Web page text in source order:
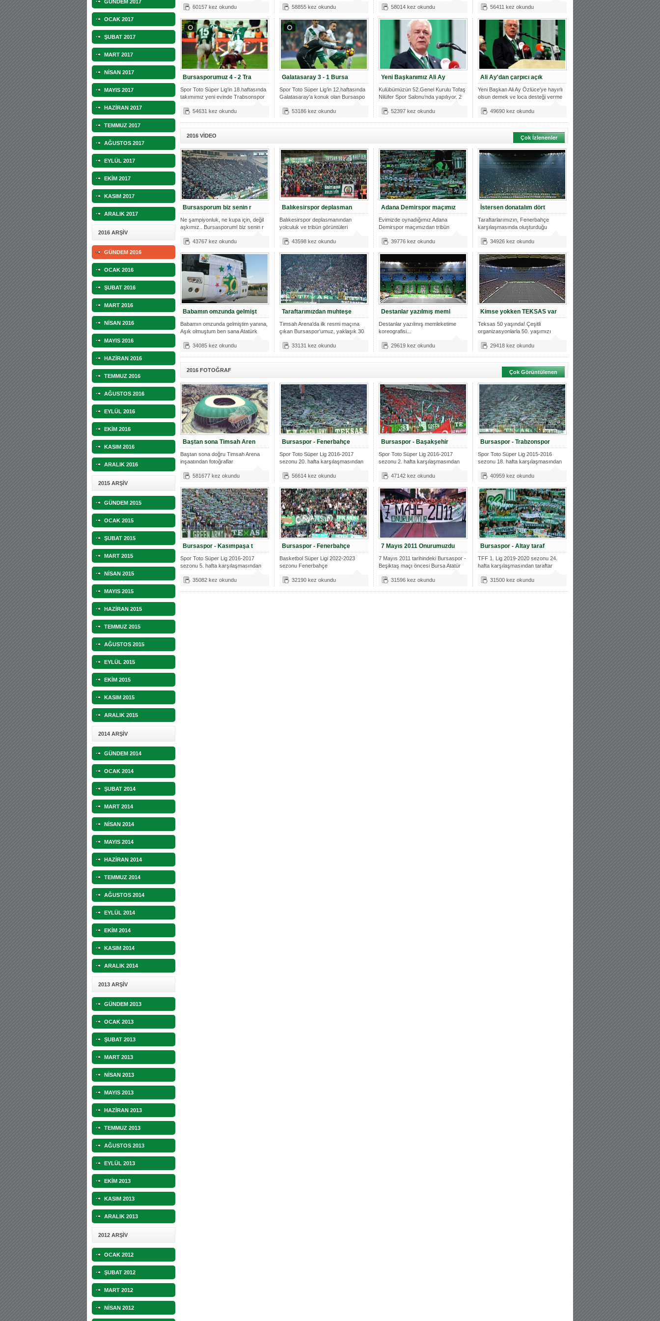
GÜNDEM 2017
OCAK 2017
ŞUBAT 2017
MART 2017
NİSAN 2017
MAYIS 2017
HAZİRAN 2017
TEMMUZ 2017
AĞUSTOS 2017
EYLÜL 2017
EKİM 2017
KASIM 2017
ARALIK 2017
2016 ARŞİV
GÜNDEM 2016
OCAK 2016
ŞUBAT 2016
MART 2016
NİSAN 2016
MAYIS 2016
HAZİRAN 2016
TEMMUZ 2016
AĞUSTOS 2016
EYLÜL 2016
EKİM 2016
KASIM 2016
ARALIK 2016
2015 ARŞİV
GÜNDEM 2015
OCAK 2015
ŞUBAT 2015
MART 2015
NİSAN 2015
MAYIS 2015
HAZİRAN 2015
TEMMUZ 2015
AĞUSTOS 2015
EYLÜL 2015
EKİM 2015
KASIM 2015
ARALIK 2015
2014 ARŞİV
GÜNDEM 2014
OCAK 2014
ŞUBAT 2014
MART 2014
NİSAN 2014
MAYIS 2014
HAZİRAN 2014
TEMMUZ 2014
AĞUSTOS 2014
EYLÜL 2014
EKİM 2014
KASIM 2014
ARALIK 2014
2013 ARŞİV
GÜNDEM 2013
OCAK 2013
ŞUBAT 2013
MART 2013
NİSAN 2013
MAYIS 2013
HAZİRAN 2013
TEMMUZ 2013
AĞUSTOS 2013
EYLÜL 2013
EKİM 2013
KASIM 2013
ARALIK 2013
2012 ARŞİV
OCAK 2012
ŞUBAT 2012
MART 2012
NİSAN 2012
60157 kez okundu
58855 kez okundu 58014 kez okundu
56411 kez okundu
Bursasporumuz 4 - 2 Tra
Spor Toto Süper Lig'in 18.haftasında
takımımız yeni evinde Trabsonspor
54631 kez okundu
Galatasaray 3 - 1 Bursa
Spor Toto Süper Lig’in 12.haftasında
Galatasaray'a konuk olan Bursaspo
53186 kez okundu
Yeni Başkanımız Ali Ay
Kulübümüzün 52.Genel Kurulu Tofaş
Nilüfer Spor Salonu’nda yapılıyor. 2
52397 kez okundu
Ali Ay'dan çarpıcı açık
Yeni Başkan Ali Ay Özlüce'ye hayırlı
olsun demek ve loca desteği verme
49690 kez okundu
2016 VİDEO Çok İzlenenler
Bursasporum biz senin r
Ne şampiyonluk, ne kupa için, değil
aşkımız.. Bursasporum! biz senin r
43767 kez okundu
Balıkesirspor deplasman
Balıkesirspor deplasmanından
yolculuk ve tribün görüntüleri
43598 kez okundu
Adana Demirspor maçımız
Evimizde oynadığımız Adana
Demirspor maçımızdan tribün
39776 kez okundu
İstersen donatalım dört
Taraftarlarımızın, Fenerbahçe
karşılaşmasında oluşturduğu
34926 kez okundu
Babamın omzunda gelmişt
Babamın omzunda gelmiştim yanına,
Aşık olmuştum ben sana Atatürk
34085 kez okundu
Taraftarımızdan muhteşe
Timsah Arena'da ilk resmi maçına
çıkan Bursaspor'umuz, yaklaşık 30
33131 kez okundu
Destanlar yazılmış meml
Destanlar yazılmış memleketime
koreografisi...
29619 kez okundu
Kimse yokken TEKSAS var
Teksas 50 yaşında! Çeşitli
organizasyonlarla 50. yaşımızı
29418 kez okundu
2016 FOTOĞRAF Çok Görüntülenen
Baştan sona Timsah Aren
Baştan sona doğru Timsah Arena
inşaatından fotoğraflar
581677 kez okundu
Bursaspor - Fenerbahçe
Spor Toto Süper Lig 2016-2017
sezonu 20. hafta karşılaşmasından
56614 kez okundu
Bursaspor - Başakşehir
Spor Toto Süper Lig 2016-2017
sezonu 2. hafta karşılaşmasından
47142 kez okundu
Bursaspor - Trabzonspor
Spor Toto Süper Lig 2015-2016
sezonu 18. hafta karşılaşmasından
40959 kez okundu
Bursaspor - Kasımpaşa t
Spor Toto Süper Lig 2016-2017
sezonu 5. hafta karşılaşmasından
35082 kez okundu
Bursaspor - Fenerbahçe
Basketbol Süper Ligi 2022-2023
sezonu Fenerbahçe
32190 kez okundu
7 Mayıs 2011 Onurumuzdu
7 Mayıs 2011 tarihindeki Bursaspor -
Beşiktaş maçı öncesi Bursa Atatür
31596 kez okundu
Bursaspor - Altay taraf
TFF 1. Lig 2019-2020 sezonu 24.
hafta karşılaşmasından taraftar
31500 kez okundu